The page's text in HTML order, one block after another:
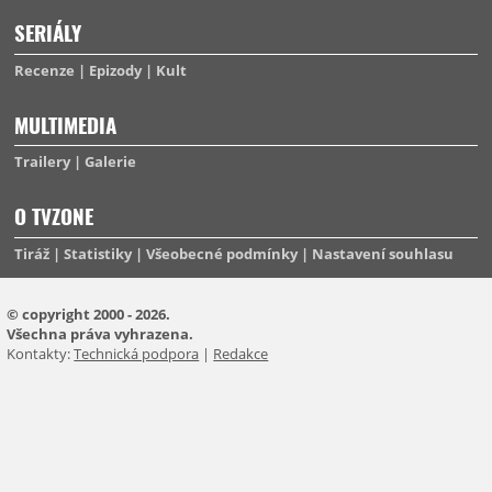
SERIÁLY
Recenze Epizody Kult
MULTIMEDIA
Trailery Galerie
O TVZONE
Tiráž Statistiky Všeobecné podmínky Nastavení souhlasu
© copyright 2000 - 2026.
Všechna práva vyhrazena.
Kontakty:Technická podpora | Redakce